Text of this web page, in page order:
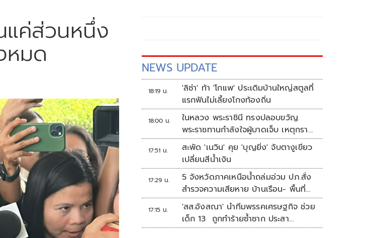
ค่ส่วนหนึ่ง
หมด NEWS UPDATE
18:19 น.
'ลิซ่า' ท้า 'โกแพ' ประเดิมบ้านใหญ่สตูลที่
แรกฟันไม่เลี้ยงโกงท้องถิ่น
18:00 น.
ในหลวง พระราชินี ทรงปลอบขวัญ
พระราชทานกำลังใจผู้บาดเจ็บ เหตุกราด
ยิง รร.เทพศิรินทร์นนทบุรี
17:51 น.
สะพัด 'เนวิน' คุย 'บุญยิ่ง' จับตางูเขียว
เปลี่ยนสีน้ำเงิน
17:29 น.
5 จังหวัดภาคเหนือน้ำถล่มอ่วม ปภ.สั่ง
สำรวจความเสียหาย บ้านเรือน- พื้นที่
เกษตร
17:15 น.
'สส.อังสณา' นำทีมพรรคเศรษฐกิจ ช่วย
เด็ก 13 ถูกทำร้ายซ้ำซาก ประสา
นพม.เข้าคุ้มครอง